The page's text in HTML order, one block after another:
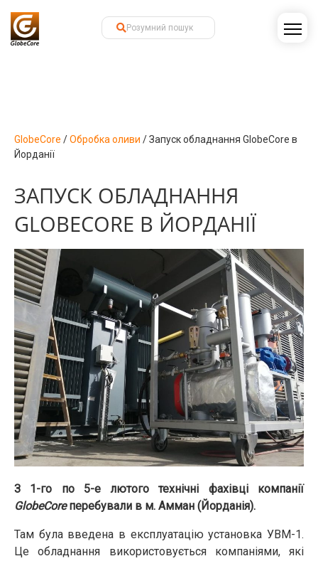
GlobeCore /Обробка оливи /Запуск обладнання GlobeCore в
Йорданії
ЗАПУСК ОБЛАДНАННЯ
GLOBECORE В ЙОРДАНІЇ
З 1-го по 5-е лютого технічні фахівці компанії
GlobeCoreперебували в м. Амман (Йорданія).
Там була введена в експлуатацію установка УВМ-1.
Це обладнання використовується компаніями, які